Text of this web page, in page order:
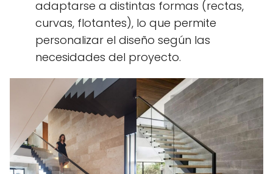
adaptarse a distintas formas (rectas,
curvas, flotantes), lo que permite
personalizar el diseño según las
necesidades del proyecto.